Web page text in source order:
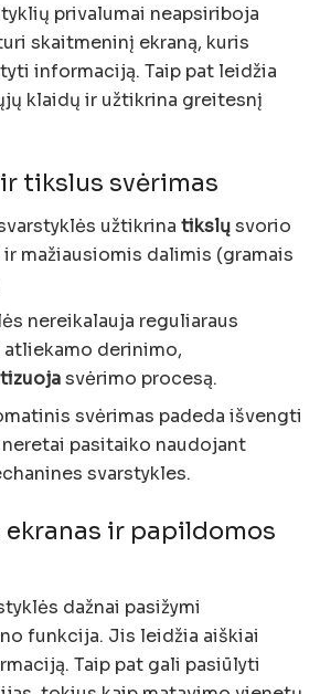
privalumai neapsiriboja
skaitmeninį ekraną, kuris
informaciją. Taip pat leidžia
klaidų ir užtikrina greitesnį
tikslus svėrimas
užtikrinatikslųsvorio
mažiausiomis dalimis (gramais
nereikalauja reguliaraus
atliekamo derinimo,
svėrimo procesą.
svėrimas padeda išvengti
pasitaiko naudojant
svarstykles.
ir papildomos
dažnai pasižymi
funkcija. Jis leidžia aiškiai
Taip pat gali pasiūlyti